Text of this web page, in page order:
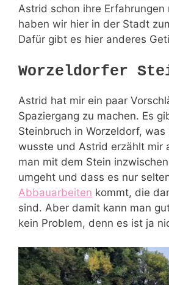
Astrid schon ihre Erfahrungen
haben wir hier in der Stadt
Dafür gibt es hier anderes
Worzeldorfer
Astrid hat mir ein paar
Spaziergang zu machen. Es
Steinbruch in Worzeldorf, was
wusste und Astrid erzählt mir
man mit dem Stein
umgeht und dass es nur
Abbauarbeiten kommt, die
sind. Aber damit kann man
kein Problem, denn es ist ja